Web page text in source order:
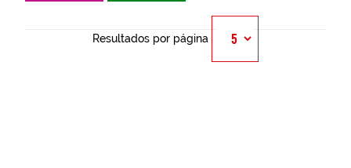
Resultados por página